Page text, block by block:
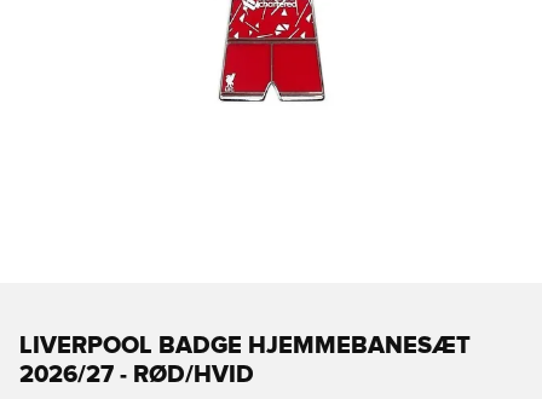
LIVERPOOL BADGE HJEMMEBANESÆT
2026/27 - RØD/HVID